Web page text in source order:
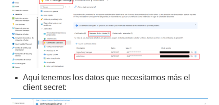
Aquí tenemos los datos que necesitamos más el
client secret: